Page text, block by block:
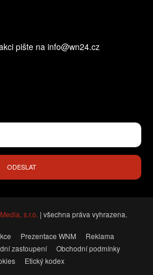
pište na info@wn24.cz
ODESLAT
s.r.o. | všechna práva vyhrazena.
Prezentace WNM
Reklama
zastoupení
Obchodní podmínky
Etický kodex